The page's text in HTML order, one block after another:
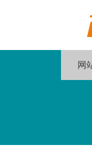
网